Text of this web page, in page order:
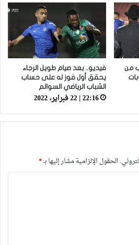
من
فيديو.. بعد صيام طويل الرجاء
يحقق أول فوز له على حساب
الشباب الرياضي السوالم
22:16 | 22 فبراير، 2022
الحقول الإلزامية مشار إليها بـ*